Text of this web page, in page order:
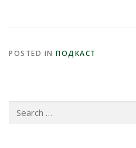
POSTED IN ПОДКАСТ
for: